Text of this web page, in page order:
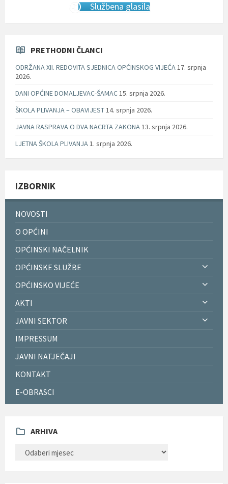
Službena glasila
PRETHODNI ČLANCI
ODRŽANA XII. REDOVITA SJEDNICA OPĆINSKOG VIJEĆA17. srpnja
2026.
DANI OPĆINE DOMALJEVAC-ŠAMAC15. srpnja 2026.
ŠKOLA PLIVANJA – OBAVIJEST14. srpnja 2026.
JAVNA RASPRAVA O DVA NACRTA ZAKONA13. srpnja 2026.
LJETNA ŠKOLA PLIVANJA1. srpnja 2026.
IZBORNIK
NOVOSTI
O OPĆINI
OPĆINSKI NAČELNIK
OPĆINSKE SLUŽBE
OPĆINSKO VIJEĆE
AKTI
JAVNI SEKTOR
IMPRESSUM
JAVNI NATJEČAJI
KONTAKT
E-OBRASCI
ARHIVA